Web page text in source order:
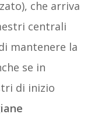
che arriva
centrali
mantenere la
se in
di inizio